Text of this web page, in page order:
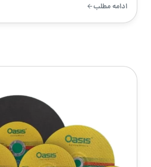
ادامه مطلب